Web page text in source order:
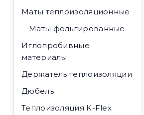
Маты теплоизоляционные
Маты фольгированные
Иглопробивные
материалы
Держатель теплоизоляции
Дюбель
Теплоизоляция K-Flex